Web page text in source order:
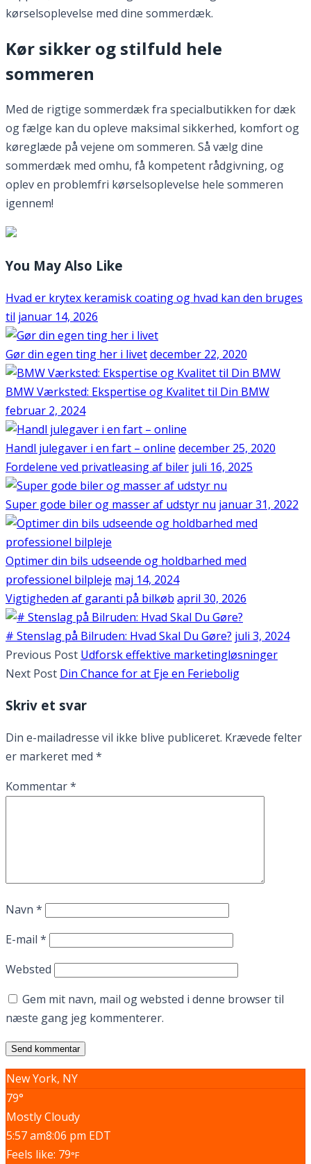
kørselsoplevelse med dine sommerdæk.
Kør sikker og stilfuld hele
sommeren
Med de rigtige sommerdæk fra specialbutikken for dæk
og fælge kan du opleve maksimal sikkerhed, komfort og
køreglæde på vejene om sommeren. Så vælg dine
sommerdæk med omhu, få kompetent rådgivning, og
oplev en problemfri kørselsoplevelse hele sommeren
igennem!
You May Also Like
Hvad er krytex keramisk coating og hvad kan den bruges
til januar 14, 2026
Gør din egen ting her i livetdecember 22, 2020
BMW Værksted: Ekspertise og Kvalitet til Din BMW
februar 2, 2024
Handl julegaver i en fart – online december 25, 2020
Fordelene ved privatleasing af biler juli 16, 2025
Super gode biler og masser af udstyr nu januar 31, 2022
Optimer din bils udseende og holdbarhed med
professionel bilpleje maj 14, 2024
Vigtigheden af garanti på bilkøb april 30, 2026
# Stenslag på Bilruden: Hvad Skal Du Gøre? juli 3, 2024
Previous Post Udforsk effektive marketingløsninger
Next Post Din Chance for at Eje en Feriebolig
Skriv et svar
Din e-mailadresse vil ikke blive publiceret. Krævede felter
er markeret med *
Kommentar*
Navn *
E-mail *
Websted
Gem mit navn, mail og websted i denne browser til
næste gang jeg kommenterer.
New York, NY
79°
Mostly Cloudy
5:57 am8:06 pm EDT
Feels like: 79°F